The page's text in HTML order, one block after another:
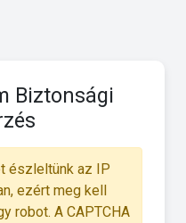
Biztonsági
észleltünk az IP
ezért meg kell
robot. A CAPTCHA